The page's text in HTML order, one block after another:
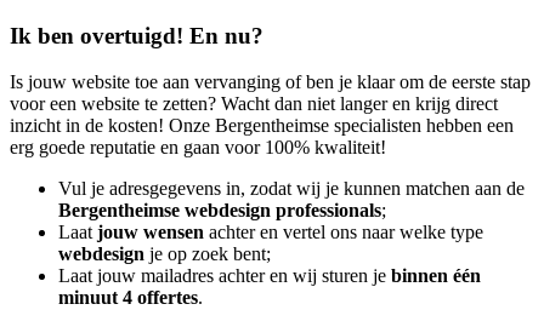
Ik ben overtuigd! En nu?
Is jouw website toe aan vervanging of ben je klaar om de eerste stap
voor een website te zetten? Wacht dan niet langer en krijg direct
inzicht in de kosten! Onze Bergentheimse specialisten hebben een
erg goede reputatie en gaan voor 100% kwaliteit!
Vul je adresgegevens in, zodat wij je kunnen matchen aan de
Bergentheimse webdesign professionals;
Laat jouw wensen achter en vertel ons naar welke type
webdesign je op zoek bent;
Laat jouw mailadres achter en wij sturen je binnen één
minuut 4 offertes.